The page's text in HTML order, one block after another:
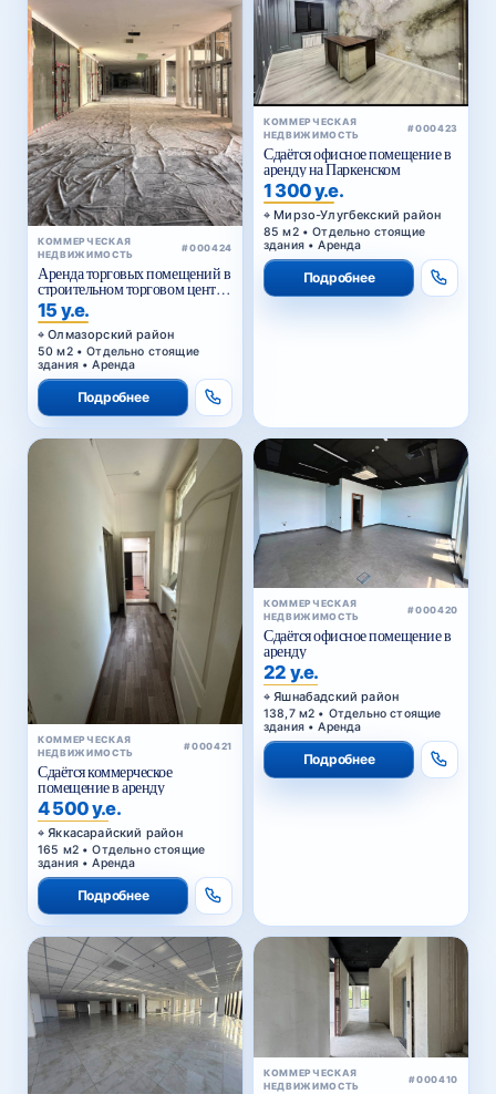
КОММЕРЧЕСКАЯ
НЕДВИЖИМОСТЬ
#000424
Аренда торговых помещений в
строительном торговом центре
у Жомий базара в Ташкенте
15 у.е.
Олмазорский район
50 м2 • Отдельно стоящие
здания • Аренда
Подробнее
КОММЕРЧЕСКАЯ
НЕДВИЖИМОСТЬ
#000423
Сдаётся офисное помещение в
аренду на Паркенском
1 300 у.е.
Мирзо-Улугбекский район
85 м2 • Отдельно стоящие
здания • Аренда
Подробнее
КОММЕРЧЕСКАЯ
НЕДВИЖИМОСТЬ
#000421
Сдаётся коммерческое
помещение в аренду
4 500 у.е.
Яккасарайский район
165 м2 • Отдельно стоящие
здания • Аренда
Подробнее
КОММЕРЧЕСКАЯ
НЕДВИЖИМОСТЬ
#000420
Сдаётся офисное помещение в
аренду
22 у.е.
Яшнабадский район
138,7 м2 • Отдельно стоящие
здания • Аренда
Подробнее
КОММЕРЧЕСКАЯ
НЕДВИЖИМОСТЬ
#000410